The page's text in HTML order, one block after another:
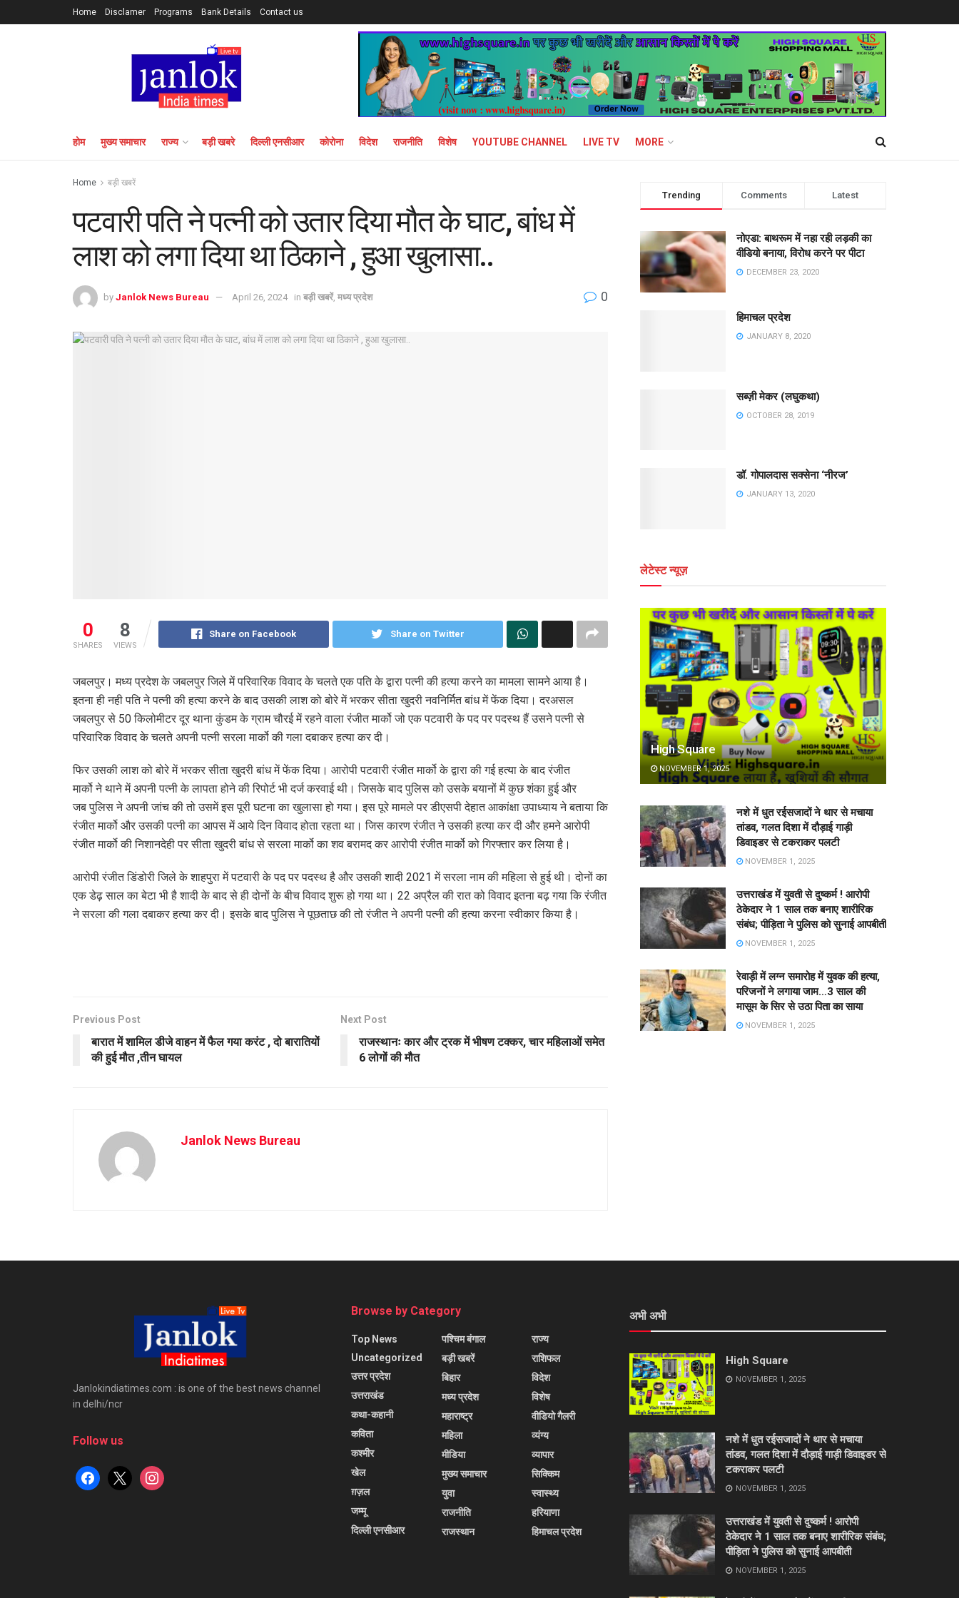
Home Disclamer Programs Bank Details Contact us
होम मुख्य समाचार राज्य बड़ी खबरे दिल्ली एनसीआर कोरोना विदेश राजनीति विशेष YOUTUBE CHANNEL LIVE TV MORE
Home बड़ी खबरें
पटवारी पति ने पत्नी को उतार दिया मौत के घाट, बांध में
लाश को लगा दिया था ठिकाने , हुआ खुलासा..
by Janlok News Bureau April 26, 2024 in बड़ी खबरें, मध्य प्रदेश 0
0
SHARES
8
VIEWS
Share on Facebook Share on Twitter
जबलपुर। मध्य प्रदेश के जबलपुर जिले में परिवारिक विवाद के चलते एक पति के द्वारा पत्नी की हत्या करने का मामला सामने आया है।
इतना ही नही पति ने पत्नी की हत्या करने के बाद उसकी लाश को बोरे में भरकर सीता खुदरी नवनिर्मित बांध में फेंक दिया। दरअसल
जबलपुर से 50 किलोमीटर दूर थाना कुंडम के ग्राम चौरई में रहने वाला रंजीत मार्को जो एक पटवारी के पद पर पदस्थ हैं उसने पत्नी से
परिवारिक विवाद के चलते अपनी पत्नी सरला मार्को की गला दबाकर हत्या कर दी।
फिर उसकी लाश को बोरे में भरकर सीता खुदरी बांध में फेंक दिया। आरोपी पटवारी रंजीत मार्को के द्वारा की गई हत्या के बाद रंजीत
मार्को ने थाने में अपनी पत्नी के लापता होने की रिपोर्ट भी दर्ज करवाई थी। जिसके बाद पुलिस को उसके बयानों में कुछ शंका हुई और
जब पुलिस ने अपनी जांच की तो उसमें इस पूरी घटना का खुलासा हो गया। इस पूरे मामले पर डीएसपी देहात आकांक्षा उपाध्याय ने बताया कि
रंजीत मार्को और उसकी पत्नी का आपस में आये दिन विवाद होता रहता था। जिस कारण रंजीत ने उसकी हत्या कर दी और हमने आरोपी
रंजीत मार्को की निशानदेही पर सीता खुदरी बांध से सरला मार्को का शव बरामद कर आरोपी रंजीत मार्को को गिरफ्तार कर लिया है।
आरोपी रंजीत डिंडोरी जिले के शाहपुरा में पटवारी के पद पर पदस्थ है और उसकी शादी 2021 में सरला नाम की महिला से हुई थी। दोनों का
एक डेढ़ साल का बेटा भी है शादी के बाद से ही दोनों के बीच विवाद शुरू हो गया था। 22 अप्रैल की रात को विवाद इतना बढ़ गया कि रंजीत
ने सरला की गला दबाकर हत्या कर दी। इसके बाद पुलिस ने पूछताछ की तो रंजीत ने अपनी पत्नी की हत्या करना स्वीकार किया है।
Previous Post
बारात में शामिल डीजे वाहन में फैल गया करंट , दो बारातियों
की हुई मौत ,तीन घायल
Next Post
राजस्थानः कार और ट्रक में भीषण टक्कर, चार महिलाओं समेत
6 लोगों की मौत
Janlok News Bureau
Trending Comments Latest
नोएडा: बाथरूम में नहा रही लड़की का
वीडियो बनाया, विरोध करने पर पीटा
DECEMBER 23, 2020
हिमाचल प्रदेश
JANUARY 8, 2020
सब्ज़ी मेकर (लघुकथा)
OCTOBER 28, 2019
डॉ. गोपालदास सक्सेना ‘नीरज’
JANUARY 13, 2020
लेटेस्ट न्यूज़
High Square
NOVEMBER 1, 2025
नशे में धुत रईसजादों ने थार से मचाया
तांडव, गलत दिशा में दौड़ाई गाड़ी
डिवाइडर से टकराकर पलटी
NOVEMBER 1, 2025
उत्तराखंड में युवती से दुष्कर्म ! आरोपी
ठेकेदार ने 1 साल तक बनाए शारीरिक
संबंध; पीड़िता ने पुलिस को सुनाई आपबीती
NOVEMBER 1, 2025
रेवाड़ी में लग्न समारोह में युवक की हत्या,
परिजनों ने लगाया जाम…3 साल की
मासूम के सिर से उठा पिता का साया
NOVEMBER 1, 2025
Janlokindiatimes.com : is one of the best news channel
in delhi/ncr
Follow us
facebook
x instagram
Browse by Category
Top News
Uncategorized
उत्तर प्रदेश
उत्तराखंड
कथा-कहानी
कविता
कश्मीर
खेल
ग़ज़ल
जम्मू
दिल्ली एनसीआर
पश्चिम बंगाल
बड़ी खबरें
बिहार
मध्य प्रदेश
महाराष्ट्र
महिला
मीडिया
मुख्य समाचार
युवा
राजनीति
राजस्थान
राज्य
राशिफल
विदेश
विशेष
वीडियो गैलरी
व्यंग्य
व्यापार
सिक्किम
स्वास्थ्य
हरियाणा
हिमाचल प्रदेश
अभी अभी
High Square
NOVEMBER 1, 2025
नशे में धुत रईसजादों ने थार से मचाया
तांडव, गलत दिशा में दौड़ाई गाड़ी डिवाइडर से
टकराकर पलटी
NOVEMBER 1, 2025
उत्तराखंड में युवती से दुष्कर्म ! आरोपी
ठेकेदार ने 1 साल तक बनाए शारीरिक संबंध;
पीड़िता ने पुलिस को सुनाई आपबीती
NOVEMBER 1, 2025